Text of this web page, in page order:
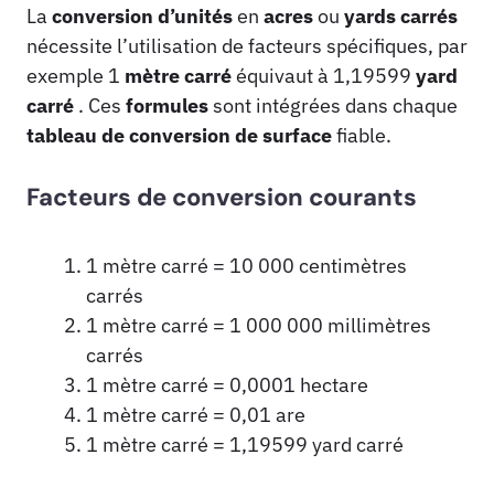
La conversion d’unitésen acresou yards carrés
nécessite l’utilisation de facteurs spécifiques, par
exemple 1 mètre carrééquivaut à 1,19599 yard
carré . Ces formulessont intégrées dans chaque
tableau de conversion de surfacefiable.
Facteurs de conversion courants
1 mètre carré = 10 000 centimètres
carrés
1 mètre carré = 1 000 000 millimètres
carrés
1 mètre carré = 0,0001 hectare
1 mètre carré = 0,01 are
1 mètre carré = 1,19599 yard carré